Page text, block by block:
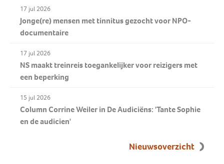
17 jul 2026
Jonge(re) mensen met tinnitus gezocht voor NPO-
documentaire
17 jul 2026
NS maakt treinreis toegankelijker voor reizigers met
een beperking
15 jul 2026
Column Corrine Weiler in De Audiciëns: 'Tante Sophie
en de audicien'
Nieuwsoverzicht